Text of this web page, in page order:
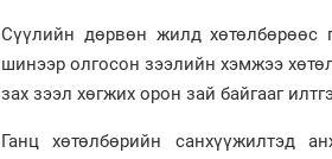
Сүүлийн дөрвөн жилд хөтөлбөрөөс
шинээр олгосон зээлийн хэмжээ
зах зээл хөгжих орон зай байгааг
Ганц хөтөлбөрийн санхүүжилтэд